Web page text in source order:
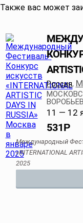
Также вас может
Россия,
11 — 12
531Р
Международный
«INTERNATIONAL
2025